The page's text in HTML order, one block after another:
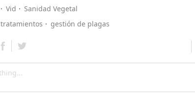
Vid
Sanidad Vegetal
tratamientos gestión de plagas